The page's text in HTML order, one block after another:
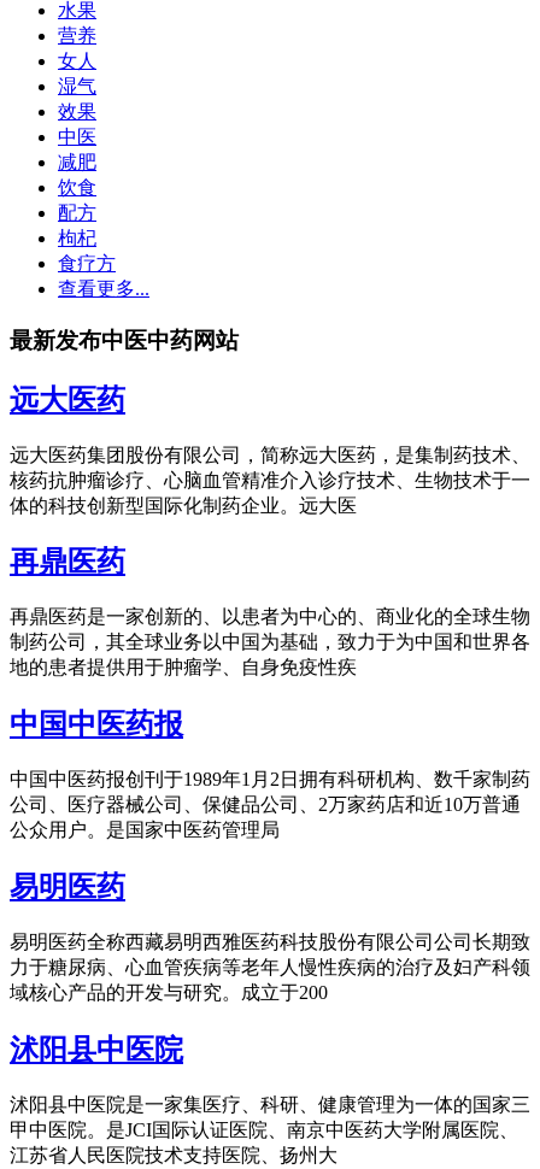
水果
营养
女人
湿气
效果
中医
减肥
饮食
配方
枸杞
食疗方
查看更多...
最新发布中医中药网站
远大医药
远大医药集团股份有限公司，简称远大医药，是集制药技术、
核药抗肿瘤诊疗、心脑血管精准介入诊疗技术、生物技术于一
体的科技创新型国际化制药企业。远大医
再鼎医药
再鼎医药是一家创新的、以患者为中心的、商业化的全球生物
制药公司，其全球业务以中国为基础，致力于为中国和世界各
地的患者提供用于肿瘤学、自身免疫性疾
中国中医药报
中国中医药报创刊于1989年1月2日拥有科研机构、数千家制药
公司、医疗器械公司、保健品公司、2万家药店和近10万普通
公众用户。是国家中医药管理局
易明医药
易明医药全称西藏易明西雅医药科技股份有限公司公司长期致
力于糖尿病、心血管疾病等老年人慢性疾病的治疗及妇产科领
域核心产品的开发与研究。成立于200
沭阳县中医院
沭阳县中医院是一家集医疗、科研、健康管理为一体的国家三
甲中医院。是JCI国际认证医院、南京中医药大学附属医院、
江苏省人民医院技术支持医院、扬州大